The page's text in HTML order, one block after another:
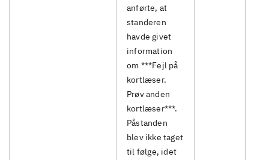
anførte, at
standeren
havde givet
information
om ***Fejl på
kortlæser.
Prøv anden
kortlæser***.
Påstanden
blev ikke taget
til følge, idet